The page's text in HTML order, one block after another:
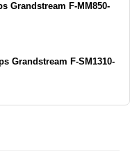
Grandstream F-MM850-
Grandstream F-SM1310-